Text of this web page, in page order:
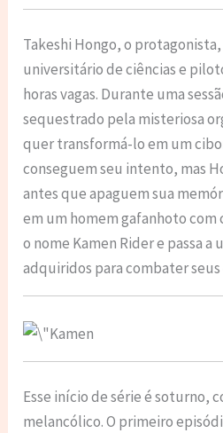
Takeshi Hongo, o
universitário de ciências e
horas vagas. Durante uma
sequestrado pela misteriosa
quer transformá-lo em um
conseguem seu intento, mas
antes que apaguem sua
em um homem gafanhoto com
o nome Kamen Rider e passa a
adquiridos para combater seus
Esse início de série é soturno,
melancólico. O primeiro